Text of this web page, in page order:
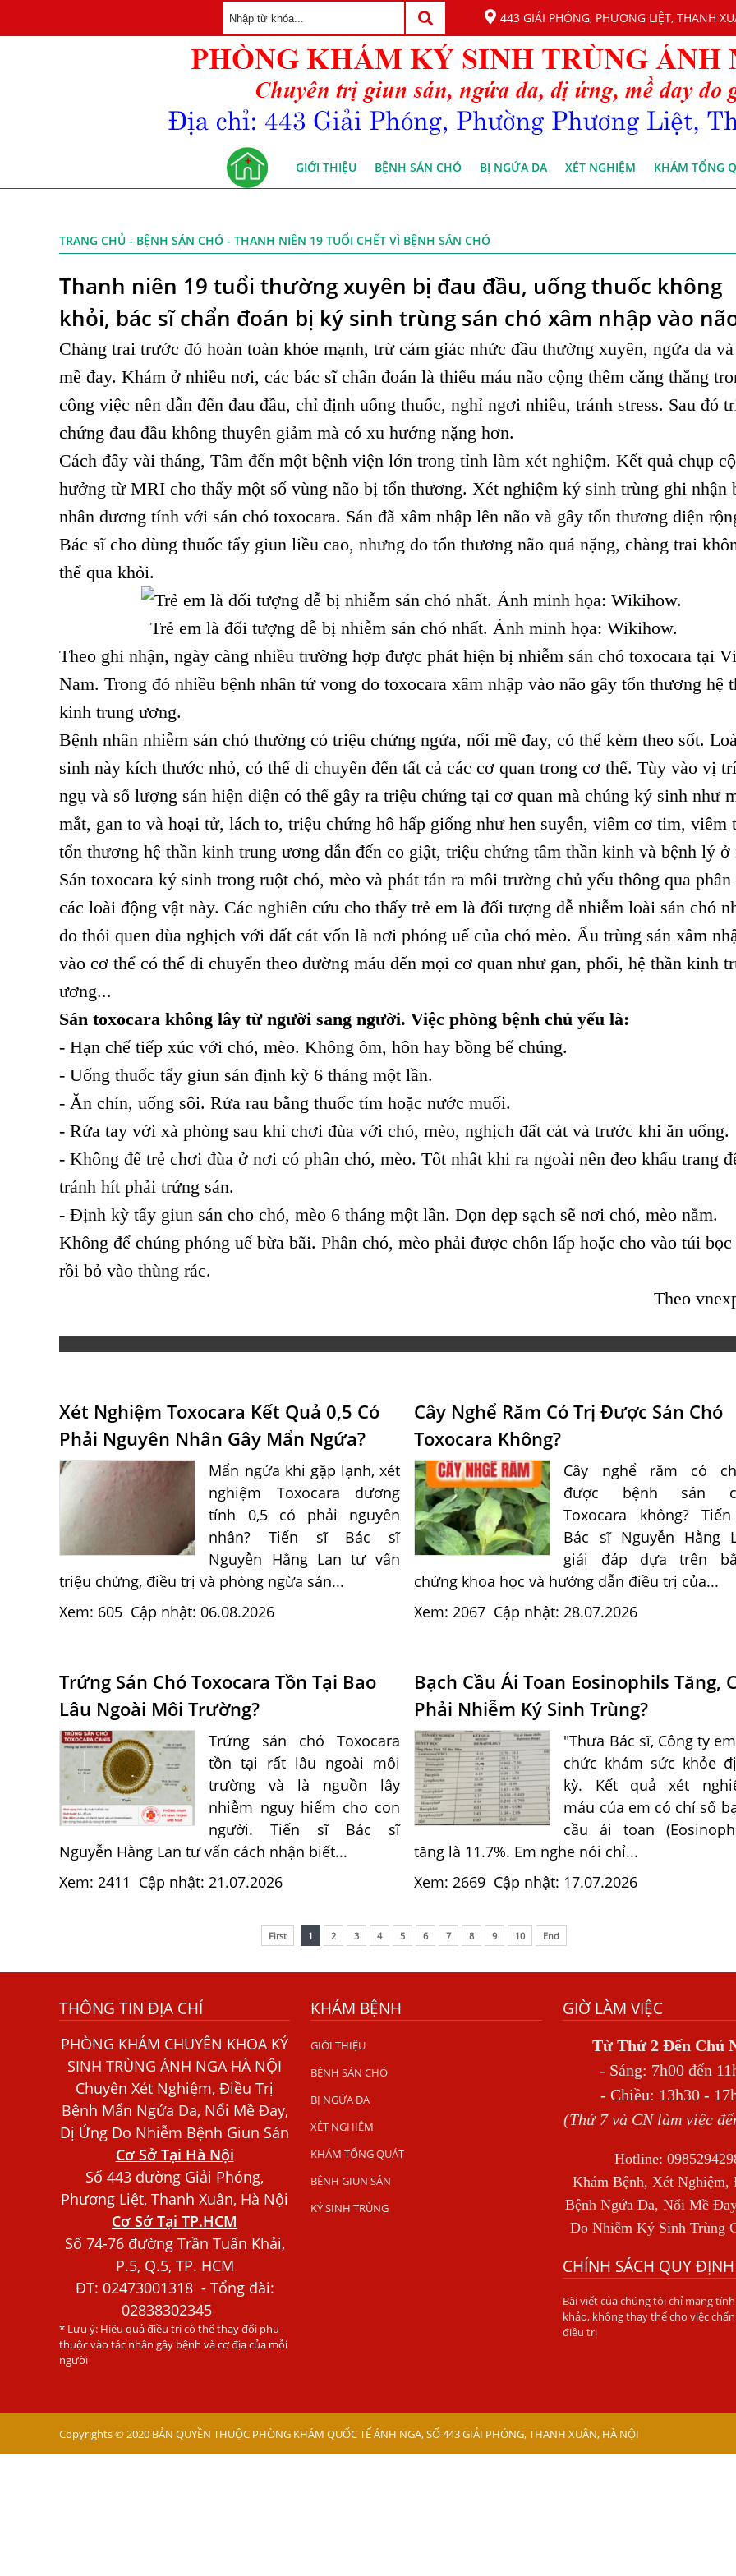
443 GIẢI PHÓNG, PHƯƠNG LIỆT, THANH
GIỚI THIỆU BỆNH SÁN CHÓ BỊ NGỨA DA XÉT NGHIỆM KHÁM TỔNG
TRANG CHỦ - BỆNH SÁN CHÓ - THANH NIÊN 19 TUỔI CHẾT VÌ BỆNH SÁN CHÓ
Thanh niên 19 tuổi thường xuyên bị đau đầu, uống thuốc không
khỏi, bác sĩ chẩn đoán bị ký sinh trùng sán chó xâm nhập vào
Chàng trai trước đó hoàn toàn khỏe mạnh, trừ cảm giác nhức đầu thường xuyên, ngứa da
mề đay. Khám ở nhiều nơi, các bác sĩ chẩn đoán là thiếu máu não cộng thêm căng thẳng
công việc nên dẫn đến đau đầu, chỉ định uống thuốc, nghỉ ngơi nhiều, tránh stress. Sau đó
chứng đau đầu không thuyên giảm mà có xu hướng nặng hơn.
Cách đây vài tháng, Tâm đến một bệnh viện lớn trong tỉnh làm xét nghiệm. Kết quả chụp
hưởng từ MRI cho thấy một số vùng não bị tổn thương. Xét nghiệm ký sinh trùng ghi nhận
nhân dương tính với sán chó toxocara. Sán đã xâm nhập lên não và gây tổn thương diện
Bác sĩ cho dùng thuốc tẩy giun liều cao, nhưng do tổn thương não quá nặng, chàng trai
thể qua khỏi.
Trẻ em là đối tượng dễ bị nhiễm sán chó nhất. Ảnh minh họa: Wikihow.
Theo ghi nhận, ngày càng nhiều trường hợp được phát hiện bị nhiễm sán chó toxocara tại
Nam. Trong đó nhiều bệnh nhân tử vong do toxocara xâm nhập vào não gây tổn thương hệ
kinh trung ương.
Bệnh nhân nhiễm sán chó thường có triệu chứng ngứa, nổi mề đay, có thể kèm theo sốt.
sinh này kích thước nhỏ, có thể di chuyển đến tất cả các cơ quan trong cơ thể. Tùy vào vị
ngụ và số lượng sán hiện diện có thể gây ra triệu chứng tại cơ quan mà chúng ký sinh như
mắt, gan to và hoại tử, lách to, triệu chứng hô hấp giống như hen suyễn, viêm cơ tim, viêm
tổn thương hệ thần kinh trung ương dẫn đến co giật, triệu chứng tâm thần kinh và bệnh lý ở
Sán toxocara ký sinh trong ruột chó, mèo và phát tán ra môi trường chủ yếu thông qua phân
các loài động vật này. Các nghiên cứu cho thấy trẻ em là đối tượng dễ nhiễm loài sán chó
do thói quen đùa nghịch với đất cát vốn là nơi phóng uế của chó mèo. Ấu trùng sán xâm
vào cơ thể có thể di chuyển theo đường máu đến mọi cơ quan như gan, phổi, hệ thần kinh
ương...
Sán toxocara không lây từ người sang người. Việc phòng bệnh chủ yếu là:
- Hạn chế tiếp xúc với chó, mèo. Không ôm, hôn hay bồng bế chúng.
- Uống thuốc tẩy giun sán định kỳ 6 tháng một lần.
- Ăn chín, uống sôi. Rửa rau bằng thuốc tím hoặc nước muối.
- Rửa tay với xà phòng sau khi chơi đùa với chó, mèo, nghịch đất cát và trước khi ăn uống.
- Không để trẻ chơi đùa ở nơi có phân chó, mèo. Tốt nhất khi ra ngoài nên đeo khẩu trang
tránh hít phải trứng sán.
- Định kỳ tẩy giun sán cho chó, mèo 6 tháng một lần. Dọn dẹp sạch sẽ nơi chó, mèo nằm.
Không để chúng phóng uế bừa bãi. Phân chó, mèo phải được chôn lấp hoặc cho vào túi
rồi bỏ vào thùng rác.
Theo
Xét Nghiệm Toxocara Kết Quả 0,5 Có
Phải Nguyên Nhân Gây Mẩn Ngứa?
Mẩn ngứa khi gặp lạnh, xét
nghiệm Toxocara dương
tính 0,5 có phải nguyên
nhân? Tiến sĩ Bác sĩ
Nguyễn Hằng Lan tư vấn
triệu chứng, điều trị và phòng ngừa sán...
Xem: 605 Cập nhật: 06.08.2026
Cây Nghể Răm Có Trị Được Sán Chó
Toxocara Không?
Cây nghể răm có
được bệnh sán
Toxocara không?
Bác sĩ Nguyễn Hằng
giải đáp dựa trên
chứng khoa học và hướng dẫn điều trị của...
Xem: 2067 Cập nhật: 28.07.2026
Trứng Sán Chó Toxocara Tồn Tại Bao
Lâu Ngoài Môi Trường?
Trứng sán chó Toxocara
tồn tại rất lâu ngoài môi
trường và là nguồn lây
nhiễm nguy hiểm cho con
người. Tiến sĩ Bác sĩ
Nguyễn Hằng Lan tư vấn cách nhận biết...
Xem: 2411 Cập nhật: 21.07.2026
Bạch Cầu Ái Toan Eosinophils Tăng,
Phải Nhiễm Ký Sinh Trùng?
"Thưa Bác sĩ, Công ty
chức khám sức khỏe
kỳ. Kết quả xét
máu của em có chỉ số
cầu ái toan
tăng là 11.7%. Em nghe nói chỉ...
Xem: 2669 Cập nhật: 17.07.2026
First 1 2 3 4 5 6 7 8 9 10 End
THÔNG TIN ĐỊA CHỈ
PHÒNG KHÁM CHUYÊN KHOA KÝ
SINH TRÙNG ÁNH NGA HÀ NỘI
Chuyên Xét Nghiệm, Điều Trị
Bệnh Mẩn Ngứa Da, Nổi Mề Đay,
Dị Ứng Do Nhiễm Bệnh Giun Sán
Cơ Sở Tại Hà Nội
Số 443 đường Giải Phóng,
Phương Liệt, Thanh Xuân, Hà Nội
Cơ Sở Tại TP.HCM
Số 74-76 đường Trần Tuấn Khải,
P.5, Q.5, TP. HCM
ĐT: 02473001318 - Tổng đài:
02838302345
* Lưu ý: Hiệu quả điều trị có thể thay đổi phụ
thuộc vào tác nhân gây bệnh và cơ địa của mỗi
người
KHÁM BỆNH
GIỚI THIỆU
BỆNH SÁN CHÓ
BỊ NGỨA DA
XÉT NGHIỆM
KHÁM TỔNG QUÁT
BỆNH GIUN SÁN
KÝ SINH TRÙNG
GIỜ LÀM VIỆC
Từ Thứ 2 Đến Chủ
- Sáng: 7h00 đến
- Chiều: 13h30 -
(Thứ 7 và CN làm việc
Hotline:
Khám Bệnh, Xét Nghiệm,
Bệnh Ngứa Da, Nổi Mề
Do Nhiễm Ký Sinh Trùng
CHÍNH SÁCH QUY ĐỊNH
Bài viết của chúng tôi chỉ mang
khảo, không thay thế cho việc
điều trị
Copyrights © 2020 BẢN QUYỀN THUỘC PHÒNG KHÁM QUỐC TẾ ÁNH NGA, SỐ 443 GIẢI PHÓNG, THANH XUÂN, HÀ NỘI